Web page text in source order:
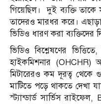
গিয়েছিল। দুই ব্যক্তি তাকে
তাদেরও মারধর করে।
ভিডিও ধারণ করা ব্যক্তিদের
ভিডিও বিশ্লেষণের
হাইকমিশনার (OHCHR)
মিটারেরও কম দূরত্ব থেকে
মাটিতে পড়ে থাকতে দেখা
স্ট্যান্ডার্ড সার্ভিস